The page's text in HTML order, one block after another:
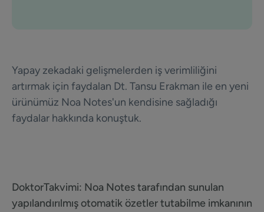
Yapay zekadaki gelişmelerden iş verimliliğini
artırmak için faydalan Dt. Tansu Erakman ile en yeni
ürünümüz Noa Notes'un kendisine sağladığı
faydalar hakkında konuştuk.
DoktorTakvimi: Noa Notes tarafından sunulan
yapılandırılmış otomatik özetler tutabilme imkanının